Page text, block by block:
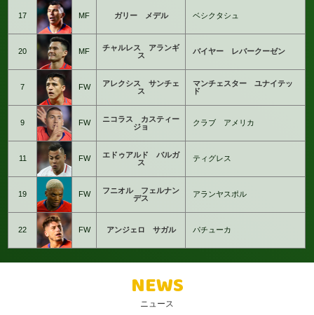
17 MF ガリー メデル ベシクタシュ
20 MF
チャルレス アランギ
ス
バイヤー レバークーゼン
7 FW
アレクシス サンチェ
ス
マンチェスター ユナイテッ
ド
9 FW
ニコラス カスティー
ジョ
クラブ アメリカ
11 FW
エドゥアルド バルガ
ス
ティグレス
19 FW
フニオル フェルナン
デス
アランヤスポル
22 FW アンジェロ サガル パチューカ
NEWS
ニュース